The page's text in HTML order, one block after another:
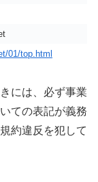
01/top.html
には、必ず事業
ての表記が義務
約違反を犯して